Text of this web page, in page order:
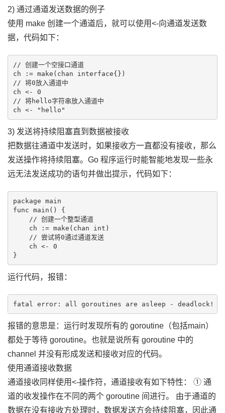
2) 通过通道发送数据的例子
使用 make 创建一个通道后，就可以使用<-向通道发送数
据，代码如下：
// 创建一个空接口通道
ch := make(chan interface{})
// 将0放入通道中
ch <- 0
// 将hello字符串放入通道中
3) 发送将持续阻塞直到数据被接收
把数据往通道中发送时，如果接收方一直都没有接收，那么
发送操作将持续阻塞。Go 程序运行时能智能地发现一些永
远无法发送成功的语句并做出提示，代码如下：
package main
func main() {
    // 创建一个整型通道
    ch := make(chan int)
    // 尝试将0通过通道发送
    ch <- 0
运行代码，报错：
报错的意思是：运行时发现所有的 goroutine（包括main）
都处于等待 goroutine。也就是说所有 goroutine 中的
channel 并没有形成发送和接收对应的代码。
使用通道接收数据
通道接收同样使用<-操作符，通道接收有如下特性： ① 通
道的收发操作在不同的两个 goroutine 间进行。 由于通道的
数据在没有接收方处理时，数据发送方会持续阻塞，因此通